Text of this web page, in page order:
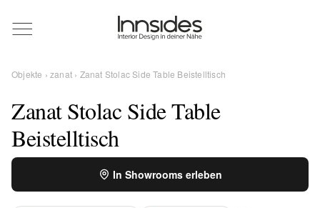
Magazin
Showrooms
Designer
Objekte
Objekte ›zanat › Zanat Stolac Side Table Beistelltisch
Zanat Stolac Side Table
Beistelltisch
In Showrooms erleben